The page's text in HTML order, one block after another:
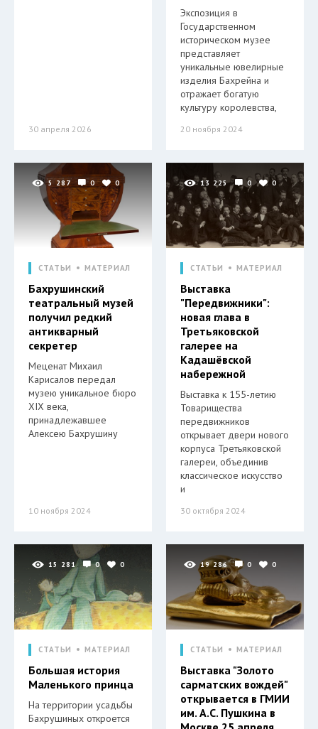
30 апреля 2026
Экспозиция в
Государственном
историческом музее
представляет
уникальные ювелирные
изделия Бахрейна и
отражает богатую
культуру королевства,
20 ноября 2024
5 287 0 0
СТАТЬИ МАТЕРИАЛ
Бахрушинский
театральный музей
получил редкий
антикварный
секретер
Меценат Михаил
Карисалов передал
музею уникальное бюро
XIX века,
принадлежавшее
Алексею Бахрушину
10 ноября 2024
13 225 0 0
СТАТЬИ МАТЕРИАЛ
Выставка
"Передвижники":
новая глава в
Третьяковской
галерее на
Кадашёвской
набережной
Выставка к 155-летию
Товарищества
передвижников
открывает двери нового
корпуса Третьяковской
галереи, объединив
классическое искусство
и
30 октября 2024
15 281 0 0
СТАТЬИ МАТЕРИАЛ
Большая история
Маленького принца
На территории усадьбы
Бахрушиных откроется
19 286 0 0
СТАТЬИ МАТЕРИАЛ
Выставка "Золото
сарматских вождей"
открывается в ГМИИ
им. А.С. Пушкина в